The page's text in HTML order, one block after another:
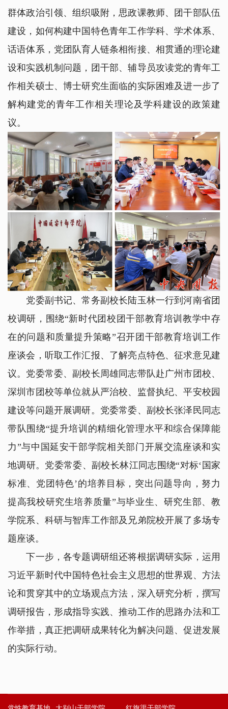
群体政治引领、组织吸附，思政课教师、团干部队伍
建设，如何构建中国特色青年工作学科、学术体系、
话语体系，党团队育人链条相衔接、相贯通的理论建
设和实践机制问题，团干部、辅导员攻读党的青年工
作相关硕士、博士研究生面临的实际困难及进一步了
解构建党的青年工作相关理论及学科建设的政策建
议。
党委副书记、常务副校长陆玉林一行到河南省团
校调研，围绕“新时代团校团干部教育培训教学中存
在的问题和质量提升策略”召开团干部教育培训工作
座谈会，听取工作汇报、了解亮点特色、征求意见建
议。党委常委、副校长周雄同志带队赴广州市团校、
深圳市团校等单位就从严治校、监督执纪、平安校园
建设等问题开展调研。党委常委、副校长张泽民同志
带队围绕“提升培训的精细化管理水平和综合保障能
力”与中国延安干部学院相关部门开展交流座谈和实
地调研。党委常委、副校长林江同志围绕“对标‘国家
标准、党团特色’的培养目标，突出问题导向，努力
提高我校研究生培养质量”与毕业生、研究生部、教
学院系、科研与智库工作部及兄弟院校开展了多场专
题座谈。
下一步，各专题调研组还将根据调研实际，运用
习近平新时代中国特色社会主义思想的世界观、方法
论和贯穿其中的立场观点方法，深入研究分析，撰写
调研报告，形成指导实践、推动工作的思路办法和工
作举措，真正把调研成果转化为解决问题、促进发展
的实际行动。